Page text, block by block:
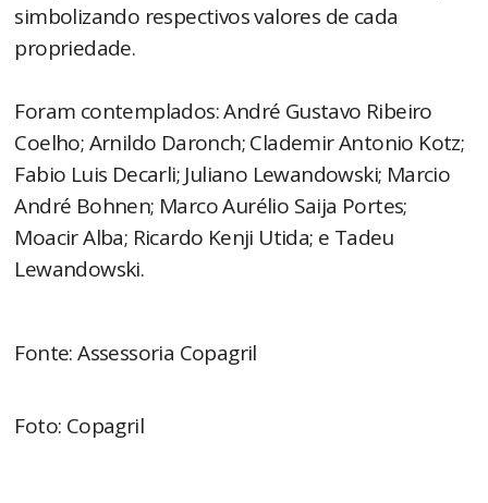
simbolizando respectivos valores de cada
propriedade.
Foram contemplados: André Gustavo Ribeiro
Coelho; Arnildo Daronch; Clademir Antonio Kotz;
Fabio Luis Decarli; Juliano Lewandowski; Marcio
André Bohnen; Marco Aurélio Saija Portes;
Moacir Alba; Ricardo Kenji Utida; e Tadeu
Lewandowski.
Fonte: Assessoria Copagril
Foto: Copagril